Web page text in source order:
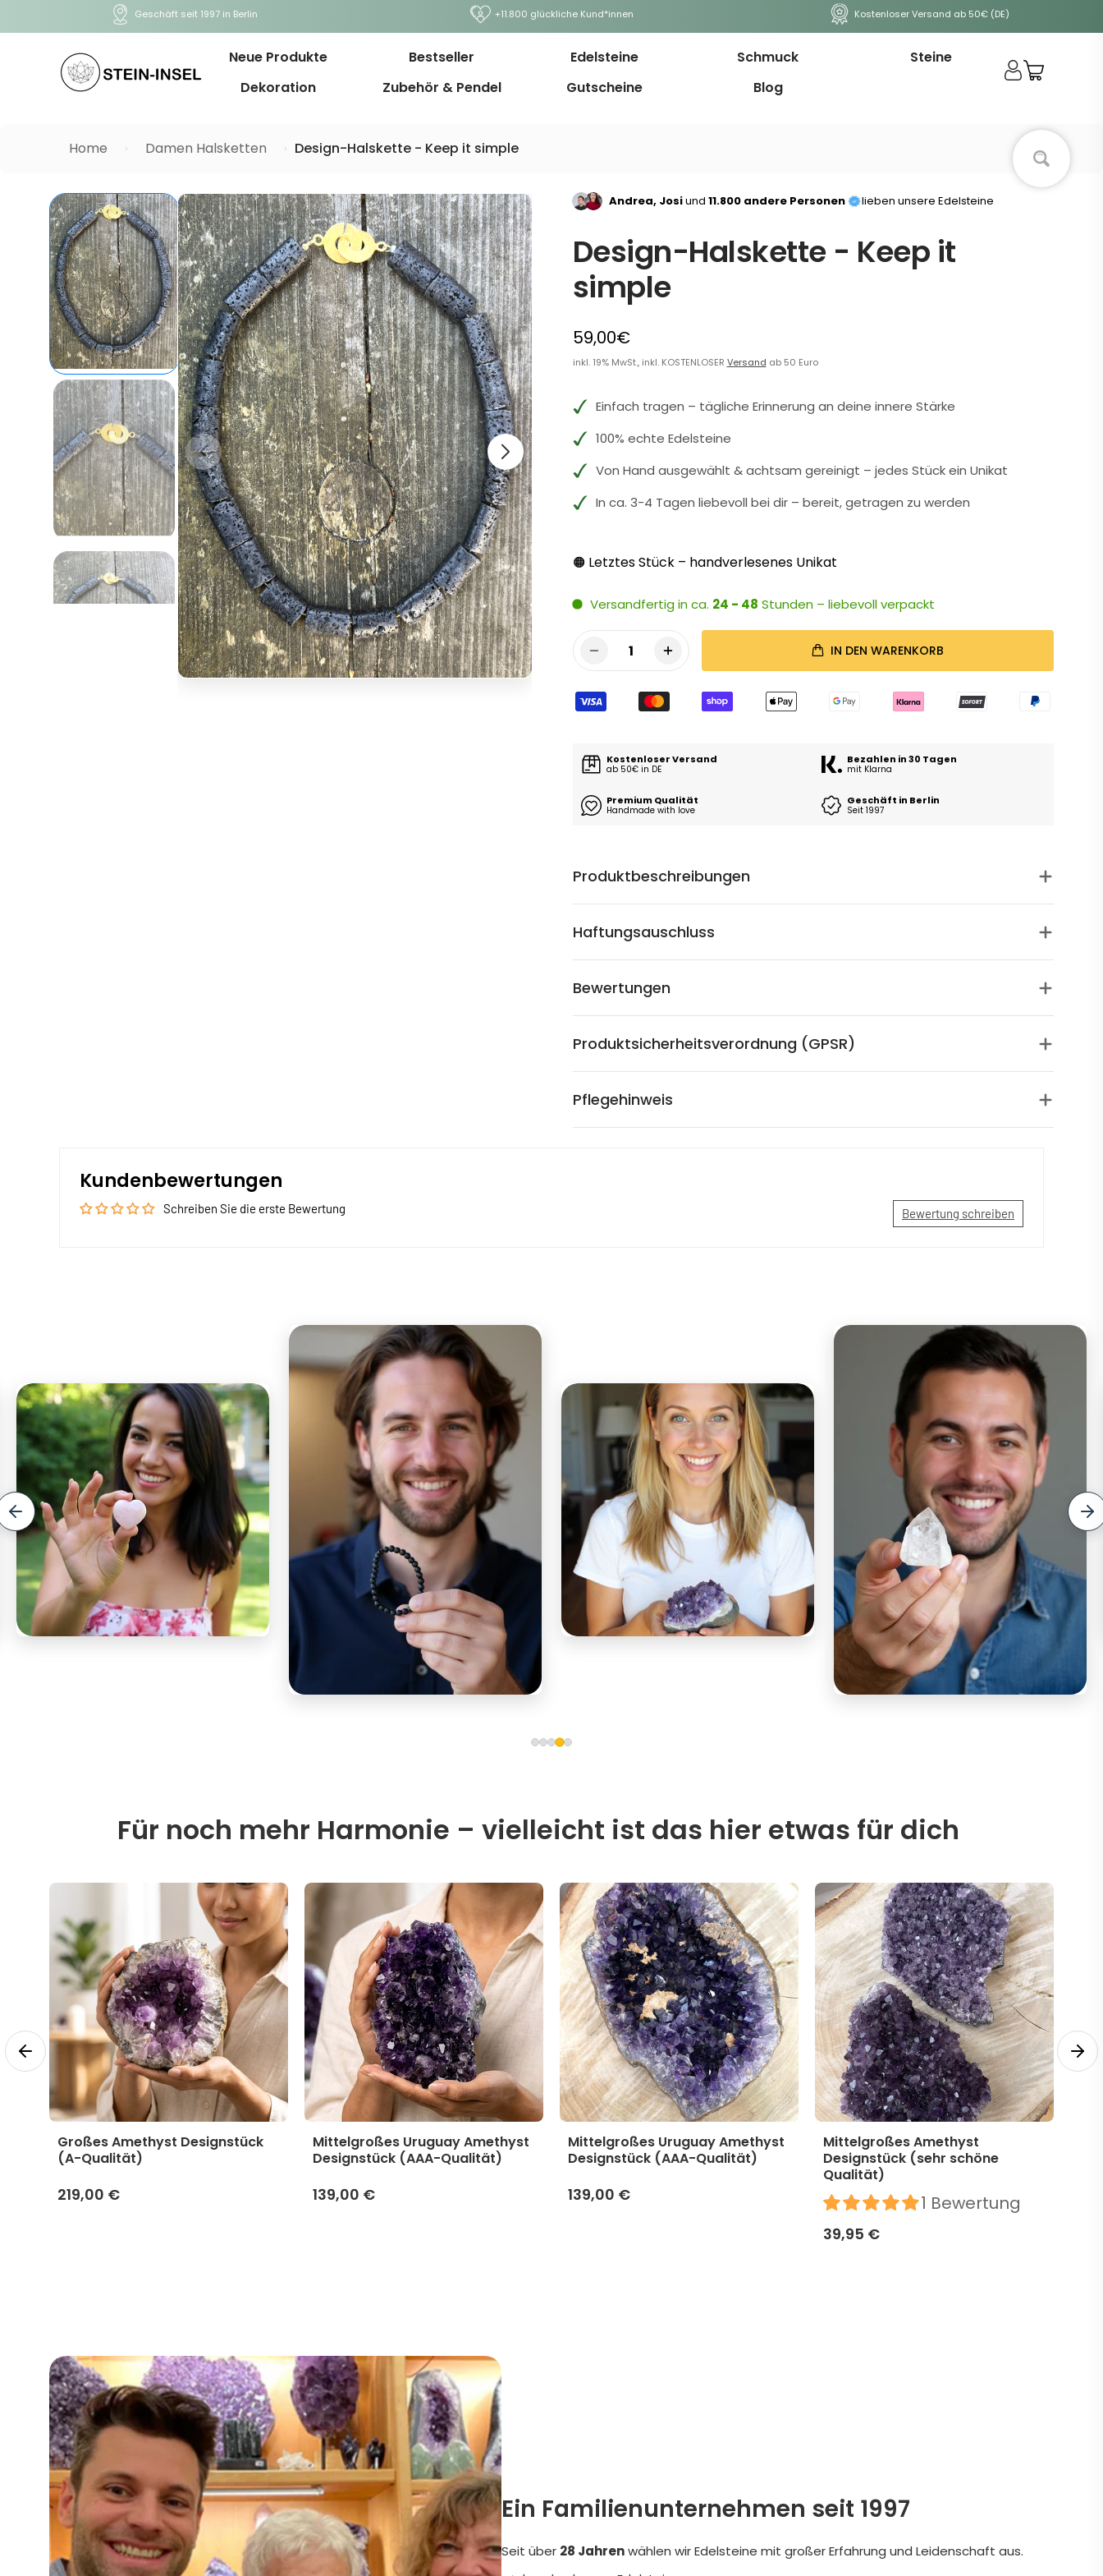
Geschäft seit 1997 in Berlin +11.800 glückliche Kund*innen Kostenloser Versand ab 50€ (DE)
Neue Produkte Bestseller Edelsteine Schmuck
Steine
Dekoration
Zubehör & Pendel Gutscheine Blog
Home Damen Halsketten Design-Halskette - Keep it simple
Andrea, Josiund 11.800 andere Personen lieben unsere Edelsteine
Design-Halskette - Keep it
simple
59,00€
inkl. 19% MwSt., inkl. KOSTENLOSER Versand ab 50 Euro
Einfach tragen – tägliche Erinnerung an deine innere Stärke
100% echte Edelsteine
Von Hand ausgewählt & achtsam gereinigt – jedes Stück ein Unikat
In ca. 3-4 Tagen liebevoll bei dir – bereit, getragen zu werden
🟠Letztes Stück – handverlesenes Unikat
Versandfertig in ca. 24 - 48 Stunden – liebevoll verpackt
1 IN DEN WARENKORB
Kostenloser Versand
ab 50€ in DE
Bezahlen in 30 Tagen
mit Klarna
Premium Qualität
Handmade with love
Geschäft in Berlin
Seit 1997
Produktbeschreibungen
Haftungsauschluss
Bewertungen
Produktsicherheitsverordnung (GPSR)
Pflegehinweis
Kundenbewertungen
Schreiben Sie die erste Bewertung Bewertung schreiben
Für noch mehr Harmonie – vielleicht ist das hier etwas für dich
Großes Amethyst Designstück
(A-Qualität)
219,00 €
Mittelgroßes Uruguay Amethyst
Designstück (AAA-Qualität)
139,00 €
Mittelgroßes Uruguay Amethyst
Designstück (AAA-Qualität)
139,00 €
Mittelgroßes Amethyst
Designstück (sehr schöne
Qualität)
1 Bewertung
39,95 €
Ein Familienunternehmen seit 1997
Seit über 28 Jahrenwählen wir Edelsteine mit großer Erfahrung und Leidenschaft aus.